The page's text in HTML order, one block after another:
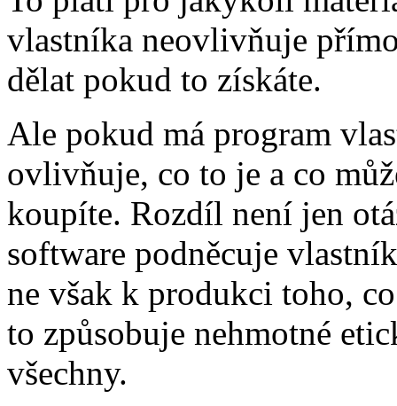
vlastníka neovlivňuje
dělat pokud to získáte.
Ale pokud má program
ovlivňuje, co to je a co
koupíte. Rozdíl není jen
software podněcuje
ne však k produkci toho,
to způsobuje nehmotné
všechny.